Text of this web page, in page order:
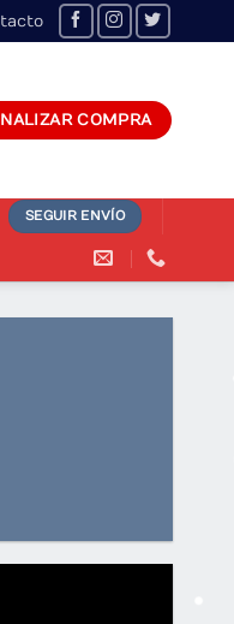
COMPRA
SEGUIR ENVÍO